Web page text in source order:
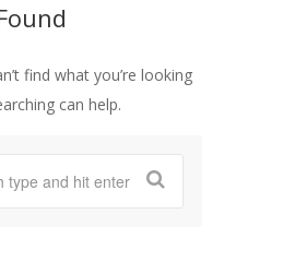
find what you’re looking
can help.